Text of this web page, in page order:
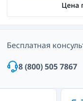
Цена
Бесплатная
8 (800) 505 7867